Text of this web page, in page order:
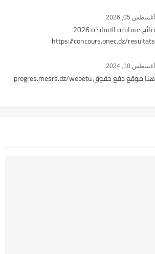
أغسطس 05, 2026
نتائج مسابقة الاساتذة 2026
https://concours.onec.dz/resultats
أغسطس 10, 2024
هنا موقع دفع حقوق progres.mesrs.dz/webetu